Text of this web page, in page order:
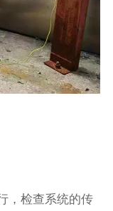
，检查系统的传